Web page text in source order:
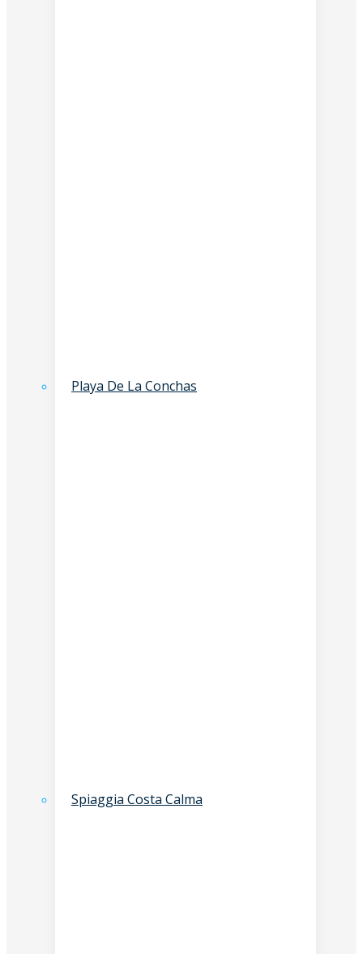
Playa De La Conchas
Spiaggia Costa Calma